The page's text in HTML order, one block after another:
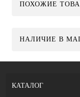
ПОХОЖИЕ
НАЛИЧИЕ В
КАТАЛОГ